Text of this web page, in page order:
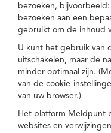
bezoeken,
bezoeken aan een
gebruikt om de inhoud
U kunt het gebruik van
uitschakelen, maar de
minder optimaal zijn.
van de cookie-
van uw browser.)
Het platform Meldpunt
websites en